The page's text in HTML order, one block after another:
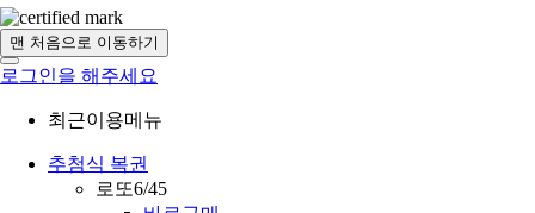
맨 처음으로 이동하기
로그인을 해주세요
최근이용메뉴
추첨식 복권
로또6/45